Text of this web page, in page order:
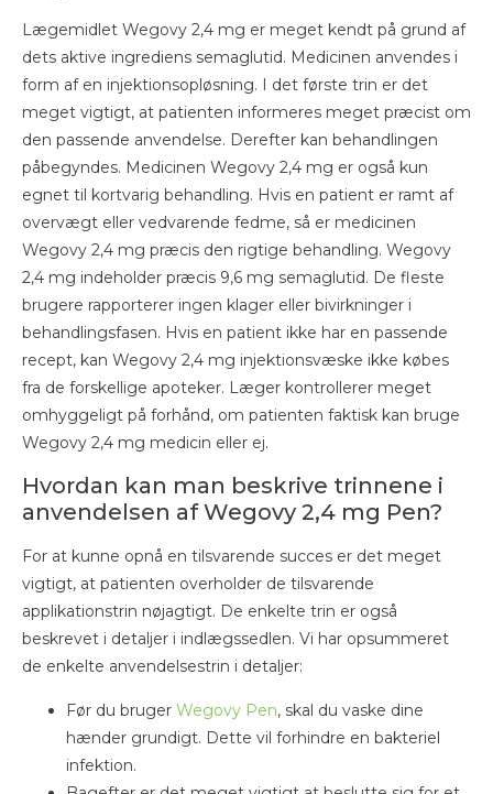
Lægemidlet Wegovy 2,4 mg er meget kendt på grund af
dets aktive ingrediens semaglutid. Medicinen anvendes i
form af en injektionsopløsning. I det første trin er det
meget vigtigt, at patienten informeres meget præcist om
den passende anvendelse. Derefter kan behandlingen
påbegyndes. Medicinen Wegovy 2,4 mg er også kun
egnet til kortvarig behandling. Hvis en patient er ramt af
overvægt eller vedvarende fedme, så er medicinen
Wegovy 2,4 mg præcis den rigtige behandling. Wegovy
2,4 mg indeholder præcis 9,6 mg semaglutid. De fleste
brugere rapporterer ingen klager eller bivirkninger i
behandlingsfasen. Hvis en patient ikke har en passende
recept, kan Wegovy 2,4 mg injektionsvæske ikke købes
fra de forskellige apoteker. Læger kontrollerer meget
omhyggeligt på forhånd, om patienten faktisk kan bruge
Wegovy 2,4 mg medicin eller ej.
Hvordan kan man beskrive trinnene i
anvendelsen af Wegovy 2,4 mg Pen?
For at kunne opnå en tilsvarende succes er det meget
vigtigt, at patienten overholder de tilsvarende
applikationstrin nøjagtigt. De enkelte trin er også
beskrevet i detaljer i indlægssedlen. Vi har opsummeret
de enkelte anvendelsestrin i detaljer:
Før du bruger Wegovy Pen, skal du vaske dine
hænder grundigt. Dette vil forhindre en bakteriel
infektion.